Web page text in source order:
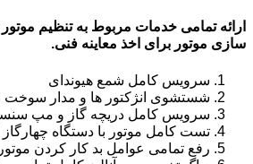
ارائه تمامی خدمات مربوط به تنظیم موتور
سازی موتور برای اخذ معاینه فنی.
سرویس کامل شمع هیوندای
شستشوی انژکتور ها و مدار سوخت
سرویس کامل دریچه گاز و مپ
تست کامل موتور با دستگاه چهارگاز
رفع تمامی عوامل بد کار کردن